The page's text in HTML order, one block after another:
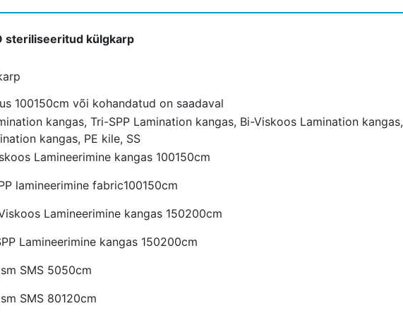
steriliseeritud külgkarp
100150cm või kohandatud on saadaval
kangas, Tri-SPP Lamination kangas, Bi-Viskoos Lamination kangas,
kangas, PE kile, SS
Lamineerimine kangas 100150cm
lamineerimine fabric100150cm
Lamineerimine kangas 150200cm
Lamineerimine kangas 150200cm
SMS 5050cm
SMS 80120cm